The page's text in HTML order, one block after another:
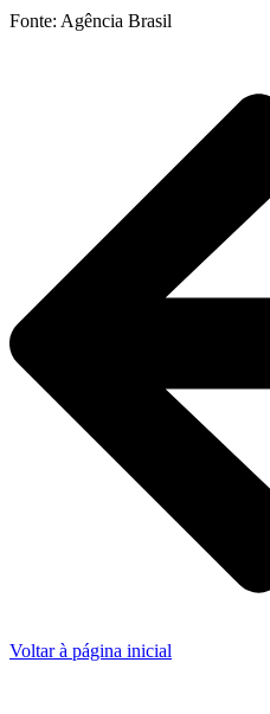
Fonte: Agência Brasil
Voltar à página inicial